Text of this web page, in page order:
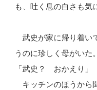
も、吐く息の白さも気
武史が家に帰り着い
うのに珍しく母がいた。
「武史？ おかえり」
キッチンのほうから